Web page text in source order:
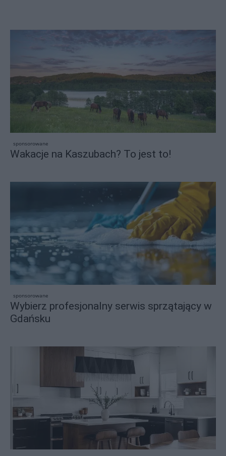
sponsorowane
Wakacje na Kaszubach? To jest to!
sponsorowane
Wybierz profesjonalny serwis sprzątający w
Gdańsku